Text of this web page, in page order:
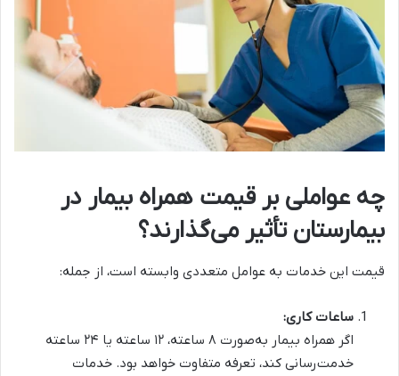
چه عواملی بر قیمت همراه بیمار در
بیمارستان تأثیر می‌گذارند؟
قیمت این خدمات به عوامل متعددی وابسته است، از جمله:
ساعات کاری:
اگر همراه بیمار به‌صورت ۸ ساعته، ۱۲ ساعته یا ۲۴ ساعته
خدمت‌رسانی کند، تعرفه متفاوت خواهد بود. خدمات